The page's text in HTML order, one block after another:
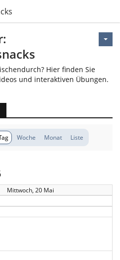
Hier finden Sie
und interaktiven Übungen.
Woche Monat Liste
Mittwoch, 20 Mai